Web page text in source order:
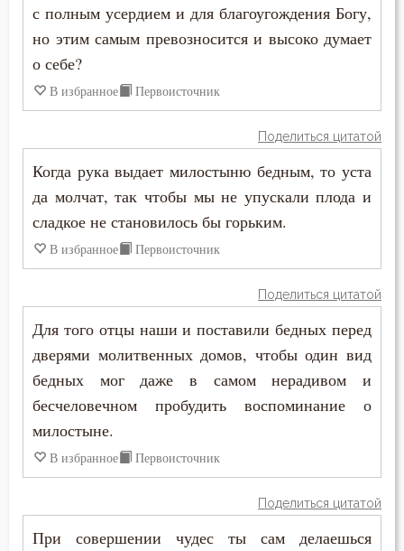
Богопознание
Богородица
Богослужение
Болезнь
Будущее
Ветхий Завет
Вечные муки
Власть
Воздаяние
Вознесение
Григорий Синаит
Григорий Чудотворец
Диадох
Димитрий Ростовский
Дионисий Ареопагит
Ефрем Сирин
Зосима Палестинский
Иаков Низибийский
Игнатий Антиохийский
Игнатий Брянчанинов
с полным усердием и для благоугождения Богу,
но этим самым превозносится и высоко думает
о себе?
В избранное Первоисточник
Поделиться цитатой
Когда рука выдает милостыню бедным, то уста
да молчат, так чтобы мы не упускали плода и
сладкое не становилось бы горьким.
В избранное Первоисточник
Поделиться цитатой
Для того отцы наши и поставили бедных перед
дверями молитвенных домов, чтобы один вид
бедных мог даже в самом нерадивом и
бесчеловечном пробудить воспоминание о
милостыне.
В избранное Первоисточник
Поделиться цитатой
При совершении чудес ты сам делаешься